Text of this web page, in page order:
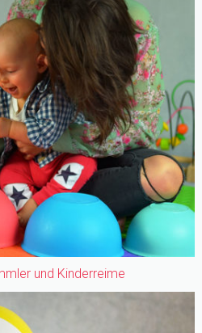
und Kinderreime